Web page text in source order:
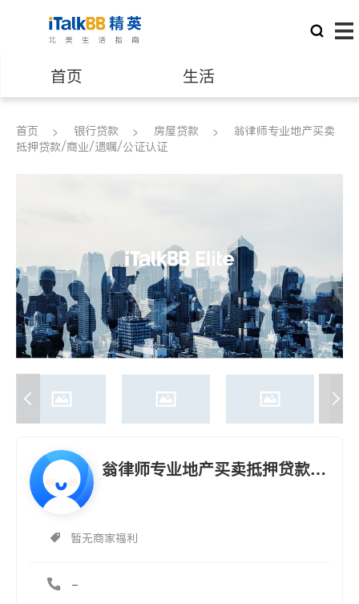
首页 生活
医生 律师
建筑装修
首页 银行贷款 房屋贷款
翁律师专业地产买卖
抵押贷款/商业/遗嘱/公证认证
翁律师专业地产买卖抵押贷款/
暂无商家福利
-